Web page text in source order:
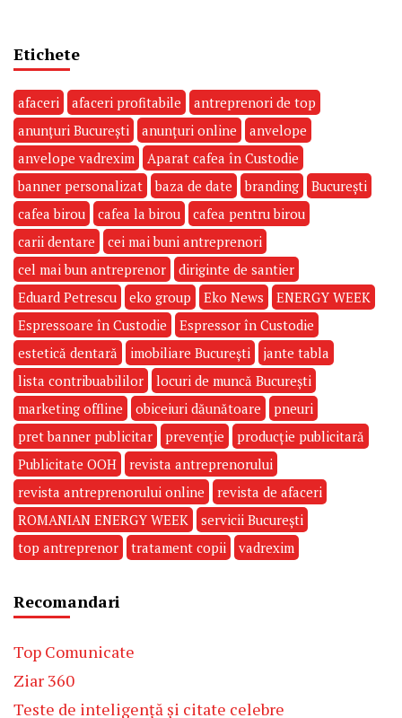
Etichete
afaceri afaceri profitabile
antreprenori de top
anunțuri București
anunțuri online
anvelope
anvelope vadrexim
Aparat cafea în Custodie
banner personalizat
baza de date branding
București
cafea birou
cafea la birou
cafea pentru birou
carii dentare
cei mai buni antreprenori
cel mai bun antreprenor
diriginte de santier
Eduard Petrescu
eko group Eko News
ENERGY WEEK
Espressoare în Custodie
Espressor în Custodie
estetică dentară
imobiliare București
jante tabla
lista contribuabililor
locuri de muncă București
marketing offline
obiceiuri dăunătoare
pneuri
pret banner publicitar
prevenție
producție publicitară
Publicitate OOH
revista antreprenorului
revista antreprenorului online
revista de afaceri
ROMANIAN ENERGY WEEK
servicii București
top antreprenor
tratament copii vadrexim
Recomandari
Top Comunicate
Ziar 360
Teste de inteligență și citate celebre